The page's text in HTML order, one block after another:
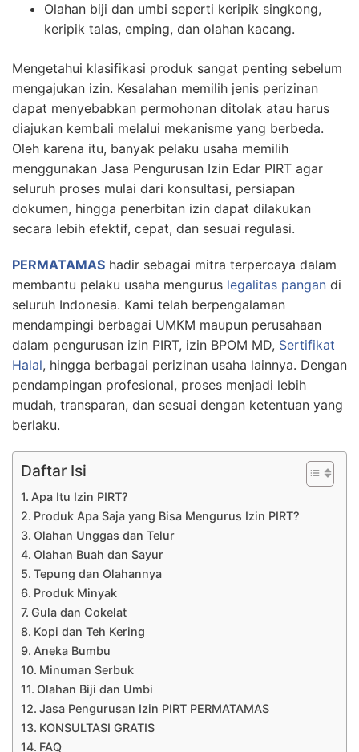
Olahan biji dan umbi seperti keripik singkong,
keripik talas, emping, dan olahan kacang.
Mengetahui klasifikasi produk sangat penting sebelum
mengajukan izin. Kesalahan memilih jenis perizinan
dapat menyebabkan permohonan ditolak atau harus
diajukan kembali melalui mekanisme yang berbeda.
Oleh karena itu, banyak pelaku usaha memilih
menggunakan Jasa Pengurusan Izin Edar PIRT agar
seluruh proses mulai dari konsultasi, persiapan
dokumen, hingga penerbitan izin dapat dilakukan
secara lebih efektif, cepat, dan sesuai regulasi.
PERMATAMAS hadir sebagai mitra terpercaya dalam
membantu pelaku usaha mengurus legalitas pangan di
seluruh Indonesia. Kami telah berpengalaman
mendampingi berbagai UMKM maupun perusahaan
dalam pengurusan izin PIRT, izin BPOM MD, Sertifikat
Halal, hingga berbagai perizinan usaha lainnya. Dengan
pendampingan profesional, proses menjadi lebih
mudah, transparan, dan sesuai dengan ketentuan yang
berlaku.
Daftar Isi
Apa Itu Izin PIRT?
Produk Apa Saja yang Bisa Mengurus Izin PIRT?
Olahan Unggas dan Telur
Olahan Buah dan Sayur
Tepung dan Olahannya
Produk Minyak
Gula dan Cokelat
Kopi dan Teh Kering
Aneka Bumbu
Minuman Serbuk
Olahan Biji dan Umbi
Jasa Pengurusan Izin PIRT PERMATAMAS
KONSULTASI GRATIS
FAQ